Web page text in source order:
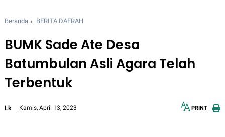
Beranda BERITA DAERAH
BUMK Sade Ate Desa
Batumbulan Asli Agara Telah
Terbentuk
Lk Kamis, April 13, 2023 PRINT